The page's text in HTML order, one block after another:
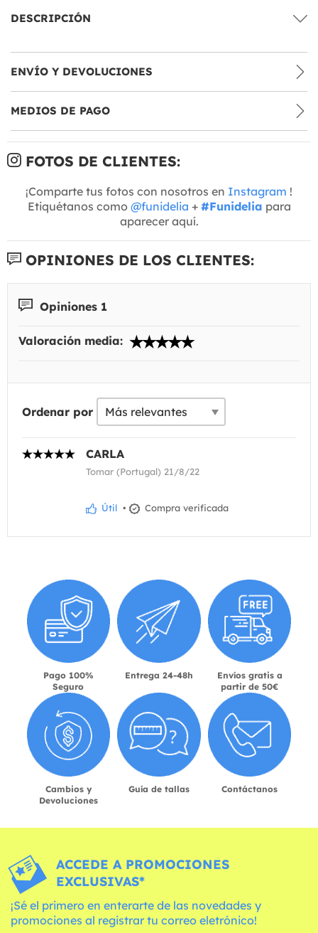
DESCRIPCIÓN
ENVÍO Y DEVOLUCIONES
MEDIOS DE PAGO
FOTOS DE CLIENTES:
¡Comparte tus fotos con nosotros en Instagram !
Etiquétanos como @funidelia + #Funidelia para
aparecer aquí.
OPINIONES DE LOS CLIENTES:
Opiniones 1
Valoración media:
Ordenar por
CARLA
Tomar (Portugal) 21/8/22
Útil • Compra verificada
Pago 100%
Seguro
Entrega 24-48h
Envíos gratis a
partir de 50€
Cambios y
Devoluciones
Guía de tallas Contáctanos
ACCEDE A PROMOCIONES
EXCLUSIVAS*
¡Sé el primero en enterarte de las novedades y
promociones al registrar tu correo eletrónico!